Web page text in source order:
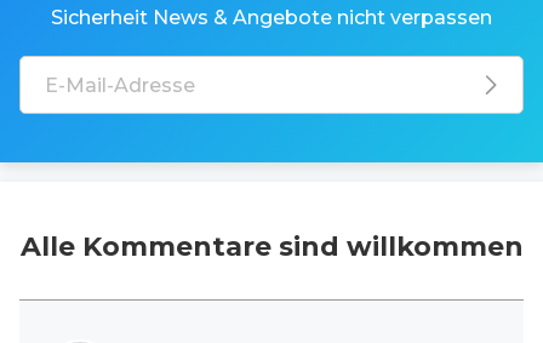
Sicherheit News & Angebote nicht verpassen
Alle Kommentare sind willkommen